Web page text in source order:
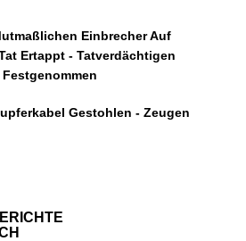
Einbrecher Auf
Ertappt - Tatverdächtigen
Gestohlen - Zeugen